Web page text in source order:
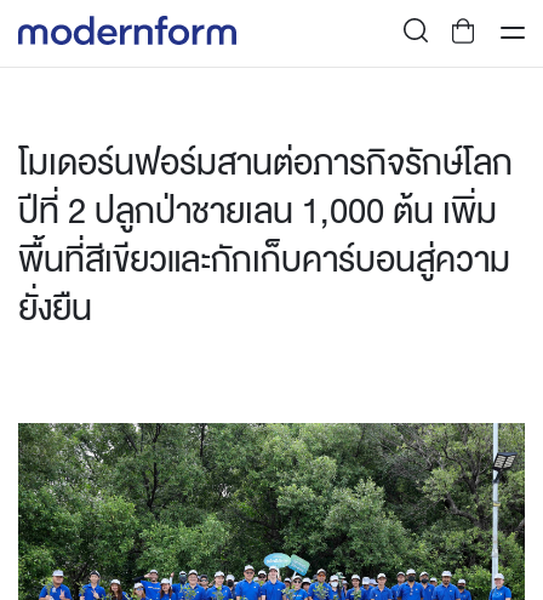
โมเดอร์นฟอร์มสานต่อภารกิจรักษ์โลก
ปีที่ 2 ปลูกป่าชายเลน 1,000 ต้น เพิ่ม
พื้นที่สีเขียวและกักเก็บคาร์บอนสู่ความ
ยั่งยืน